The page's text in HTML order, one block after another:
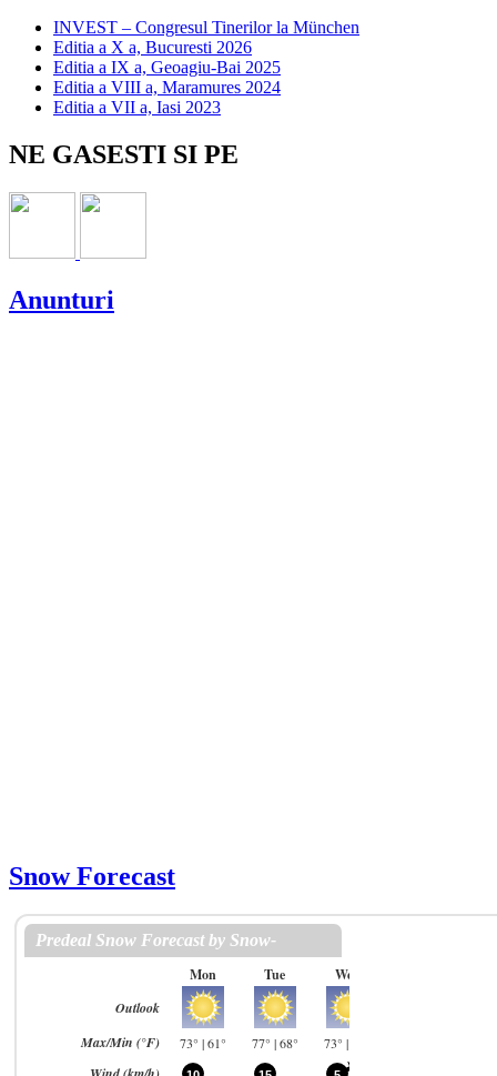
INVEST – Congresul Tinerilor la München
Editia a X a, Bucuresti 2026
Editia a IX a, Geoagiu-Bai 2025
Editia a VIII a, Maramures 2024
Editia a VII a, Iasi 2023
NE GASESTI SI PE
Anunturi
Snow Forecast